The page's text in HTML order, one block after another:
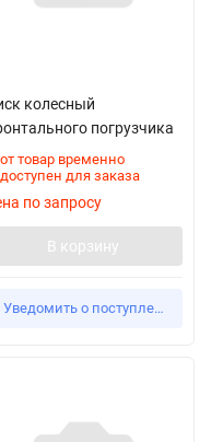
колесный
погрузчика
товар временно
для заказа
по запросу
В корзину
Уведомить о поступлении